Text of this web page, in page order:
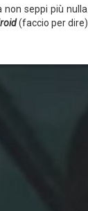
non seppi più
(faccio per